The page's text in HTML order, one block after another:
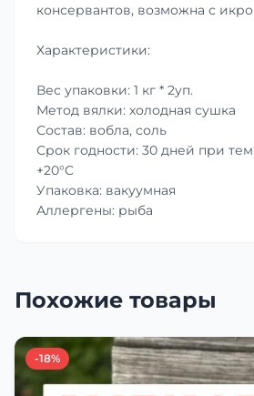
консервантов, возможна с
Характеристики:
Вес упаковки: 1 кг * 2уп.
Метод вялки: холодная сушка
Состав: вобла, соль
Срок годности: 30 дней при
+20°C
Упаковка: вакуумная
Аллергены: рыба
Похожие товары
-18%